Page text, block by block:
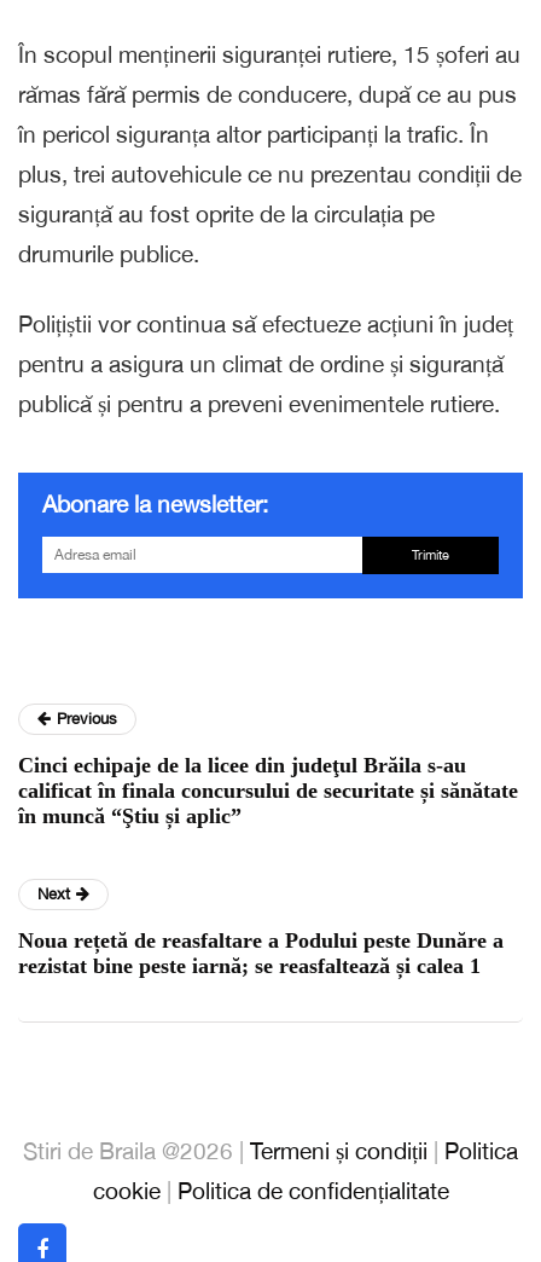
În scopul menținerii siguranței rutiere, 15 șoferi au
rămas fără permis de conducere, după ce au pus
în pericol siguranța altor participanți la trafic. În
plus, trei autovehicule ce nu prezentau condiții de
siguranță au fost oprite de la circulația pe
drumurile publice.
Polițiștii vor continua să efectueze acțiuni în județ
pentru a asigura un climat de ordine și siguranță
publică și pentru a preveni evenimentele rutiere.
Abonare la newsletter:
Trimite
Previous
Cinci echipaje de la licee din judeţul Brăila s-au
calificat în finala concursului de securitate și sănătate
în muncă “Ştiu și aplic”
Next
Noua rețetă de reasfaltare a Podului peste Dunăre a
rezistat bine peste iarnă; se reasfaltează și calea 1
Stiri de Braila @2026 | Termeni și condiții | Politica
cookie| Politica de confidențialitate